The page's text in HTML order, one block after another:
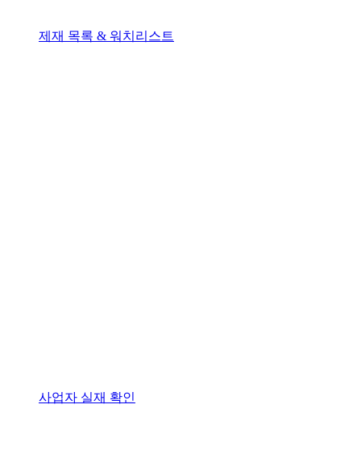
제재 목록 & 워치리스트
사업자 실재 확인